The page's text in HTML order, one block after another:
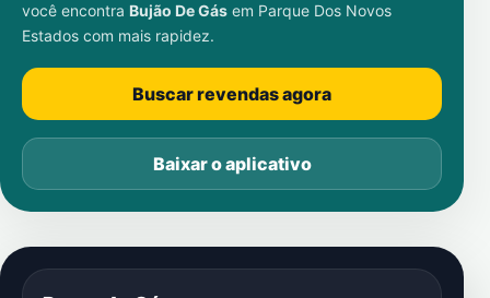
você encontra Bujão De Gás em Parque Dos Novos
Estados com mais rapidez.
Buscar revendas agora
Baixar o aplicativo